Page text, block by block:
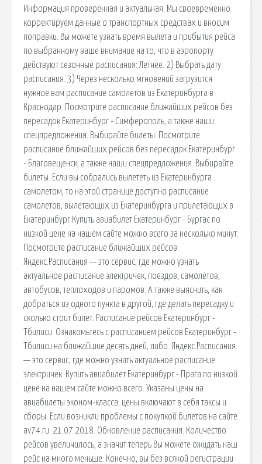
Информация проверенная и актуальная. Мы своевременно
корректируем данные о транспортных средствах и вносим
поправки. Вы можете узнать время вылета и прибытия рейса
по выбранному ваше внимание на то, что в аэропорту
действуют сезонные расписания: Летнее. 2) Выбрать дату
расписания. 3) Через несколько мгновений загрузится
нужное вам расписание самолетов из Екатеринбурга в
Краснодар. Посмотрите расписание ближайших рейсов без
пересадок Екатеринбург - Симферополь, а также наши
спецпредложения. Выбирайте билеты. Посмотрите
расписание ближайших рейсов без пересадок Екатеринбург
- Благовещенск, а также наши спецпредложения. Выбирайте
билеты. Если вы собрались вылететь из Екатеринбурга
самолетом, то на этой странице доступно расписание
самолетов, вылетающих из Екатеринбурга и прилетающих в
Екатеринбург Купить авиабилет Екатеринбург - Бургас по
низкой цене на нашем сайте можно всего за несколько минут.
Посмотрите расписание ближайших рейсов.
Яндекс.Расписания — это сервис, где можно узнать
актуальное расписание электричек, поездов, самолётов,
автобусов, теплоходов и паромов. А также выяснить, как
добраться из одного пункта в другой, где делать пересадку и
сколько стоит билет. Расписание рейсов Екатеринбург -
Тбилиси. Ознакомьтесь с расписанием рейсов Екатеринбург -
Тбилиси на ближайшие десять дней, либо. Яндекс.Расписания
— это сервис, где можно узнать актуальное расписание
электричек. Купить авиабилет Екатеринбург - Прага по низкой
цене на нашем сайте можно всего. Указаны цены на
авиабилеты эконом-класса; цены включают в себя таксы и
сборы. Если возникли проблемы с покупкой билетов на сайте
av74.ru. 21.07.2018. Обновление расписания. Количество
рейсов увеличилось, а значит теперь Вы можете ожидать наш
рейс на много меньше. Конечно, вы без всякой регистрации